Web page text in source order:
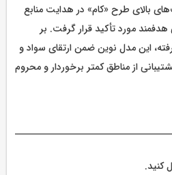
بالای طرح «کام» در هدایت منابع
مورد تأکید قرار گرفت. بر
این مدل نوین ضمن ارتقای سواد و
از مناطق کمتر برخوردار و محروم
کنید.